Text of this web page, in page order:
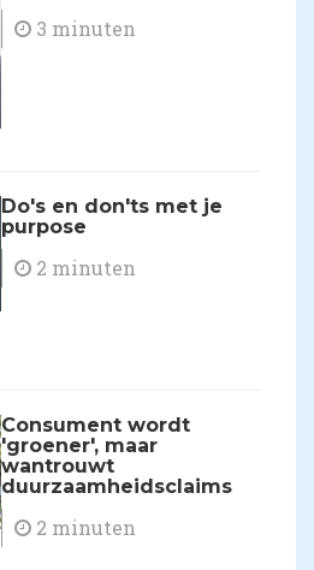
3 minuten
Do's en don'ts met je
purpose
2 minuten
Consument wordt
'groener', maar
wantrouwt
duurzaamheidsclaims
2 minuten